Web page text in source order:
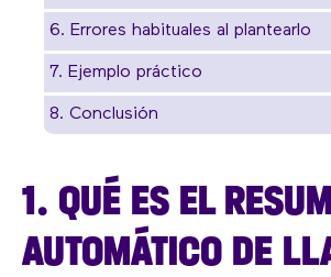
6. Errores habituales al plantearlo
7. Ejemplo práctico
8. Conclusión
1. QUÉ ES EL
AUTOMÁTICO DE